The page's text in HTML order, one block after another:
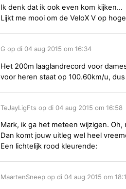
Ik denk dat ik ook even kom kijken...
Lijkt me mooi om de VeloX V op
G op di 04 aug 2015 om 16:34
Het 200m laaglandrecord voor
voor heren staat op 100.60km/u,
TeJayLigFts op di 04 aug 2015 om 16:58
Mark, ik ga het meteen wijzigen. Oh,
Dan komt jouw uitleg wel heel
Een lichtelijk rood kleurende:
MaartenSneep op di 04 aug 2015 om